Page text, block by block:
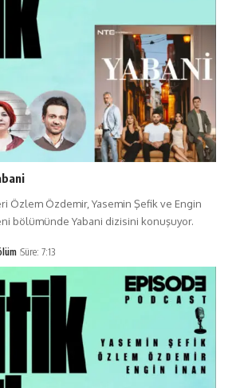
Özlem Özdemir, Yasemin Şefik ve Engin
bölümünde Yabani dizisini konuşuyor.
Süre: 7:13